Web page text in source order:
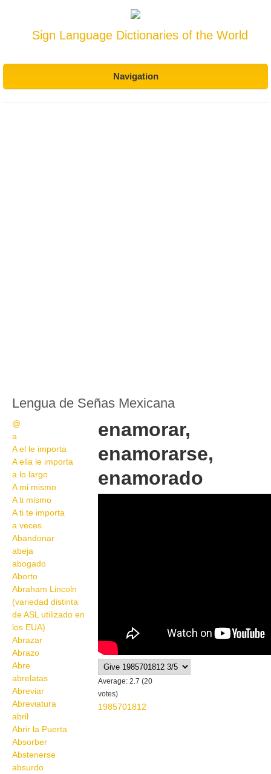
Sign Language Dictionaries of the World
Navigation
Lengua de Señas Mexicana
@
a
A el le importa
A ella le importa
a lo largo
A mi mismo
A ti mismo
A ti te importa
a veces
Abandonar
abeja
abogado
Aborto
Abraham Lincoln
(variedad distinta
de ASL utilizado en
los EUA)
Abrazar
Abrazo
Abre
abrelatas
Abreviar
Abreviatura
abril
Abrir la Puerta
Absorber
Abstenerse
absurdo
enamorar,
enamorarse,
enamorado
Average: 2.7 (20
votes)
1985701812